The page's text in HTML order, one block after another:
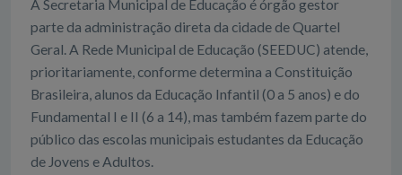
A Secretaria Municipal de Educação é órgão gestor
parte da administração direta da cidade de Quartel
Geral. A Rede Municipal de Educação (SEEDUC) atende,
prioritariamente, conforme determina a Constituição
Brasileira, alunos da Educação Infantil (0 a 5 anos) e do
Fundamental I e II (6 a 14), mas também fazem parte do
público das escolas municipais estudantes da Educação
de Jovens e Adultos.